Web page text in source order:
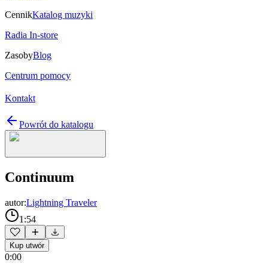
CennikKatalog muzyki
Radia In-store
ZasobyBlog
Centrum pomocy
Kontakt
Powrót do katalogu
Continuum
autor:Lightning Traveler
1:54
Kup utwór
0:00